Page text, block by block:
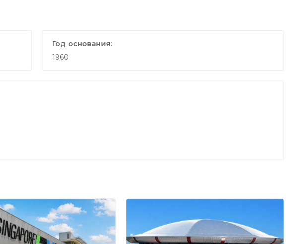
Год основания:
1960